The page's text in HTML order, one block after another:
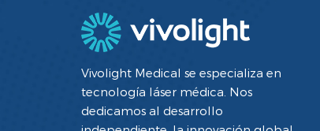
Vivolight Medical se especializa en
tecnología láser médica. Nos
dedicamos al desarrollo